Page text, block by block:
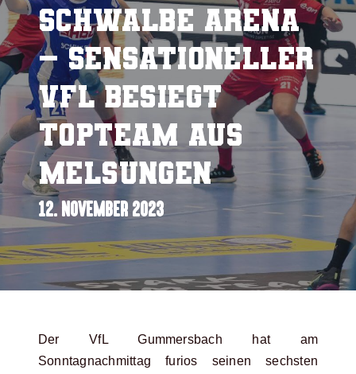
SCHWALBE arena
– Sensationeller
VfL besiegt
Topteam aus
Melsungen
12. NOVEMBER 2023
Der VfL Gummersbach hat am
Sonntagnachmittag furios seinen sechsten